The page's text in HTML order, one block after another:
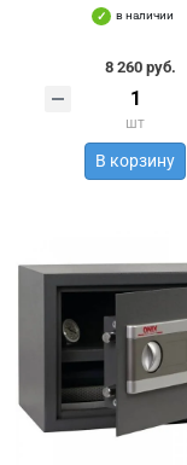
в наличии
8 260 руб.
шт
В корзину